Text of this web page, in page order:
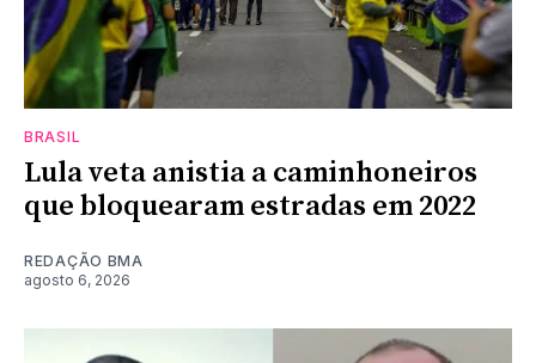
BRASIL
Lula veta anistia a caminhoneiros
que bloquearam estradas em 2022
REDAÇÃO BMA
agosto 6, 2026